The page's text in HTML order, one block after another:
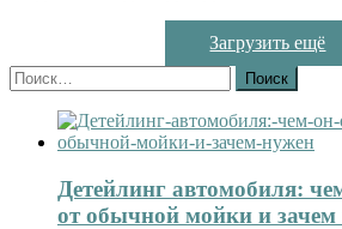
Загрузить ещё
Найти:
Детейлинг автомобиля:
от обычной мойки и